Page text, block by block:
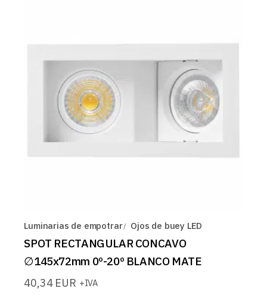
Luminarias de empotrar Ojos de buey LED
SPOT RECTANGULAR CONCAVO
∅145x72mm 0º-20º BLANCO MATE
40,34 EUR +IVA